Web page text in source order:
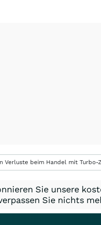
Verluste beim Handel mit
Sie unsere
Sie nichts